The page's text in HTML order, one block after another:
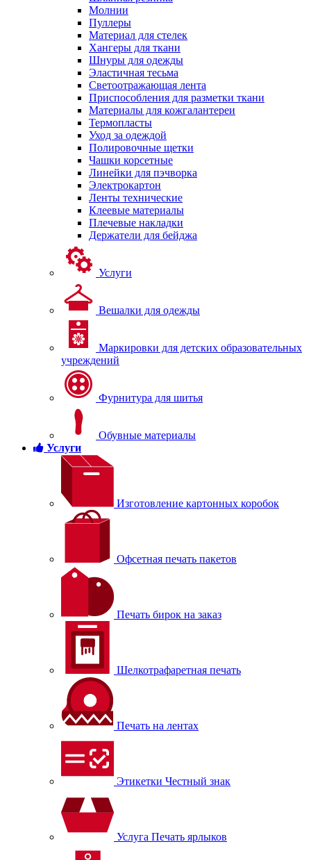
Молнии
Пуллеры
Материал для стелек
Хангеры для ткани
Шнуры для одежды
Эластичная тесьма
Светоотражающая лента
Приспособления для разметки ткани
Материалы для кожгалантереи
Термопласты
Уход за одеждой
Полировочные щетки
Чашки корсетные
Линейки для пэчворка
Электрокартон
Ленты технические
Клеевые материалы
Плечевые накладки
Держатели для бейджа
Услуги
Вешалки для одежды
Маркировки для детских образовательных
учреждений
Фурнитура для шитья
Обувные материалы
Услуги
Изготовление картонных коробок
Офсетная печать пакетов
Печать бирок на заказ
Шелкотрафаретная печать
Печать на лентах
Этикетки Честный знак
Услуга Печать ярлыков